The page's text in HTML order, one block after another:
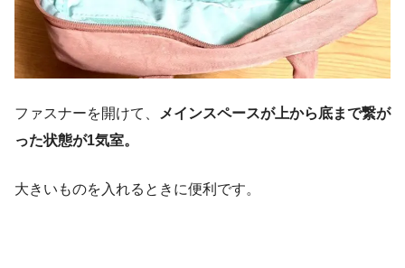
ファスナーを開けて、
メインスペースが上から底まで繋が
った状態が1気室。
大きいものを入れるときに便利です。